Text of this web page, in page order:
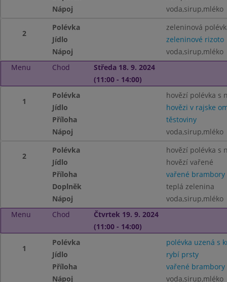
Nápoj
voda,sirup,mléko
2
Polévka
zeleninová
Jídlo
zeleninové rizoto
Nápoj
voda,sirup,mléko
Menu
Chod
Středa 18. 9. 2024
(11:00 - 14:00)
1
Polévka
hovězí polévka s
Jídlo
hovězi v rajske
Příloha
těstoviny
Nápoj
voda,sirup,mléko
2
Polévka
hovězí polévka s
Jídlo
hovězí vařené
Příloha
vařené brambory
Doplněk
teplá zelenina
Nápoj
voda,sirup,mléko
Menu
Chod
Čtvrtek 19. 9. 2024
(11:00 - 14:00)
1
Polévka
polévka uzená s
Jídlo
rybí prsty
Příloha
vařené brambory
Nápoj
voda,sirup,mléko